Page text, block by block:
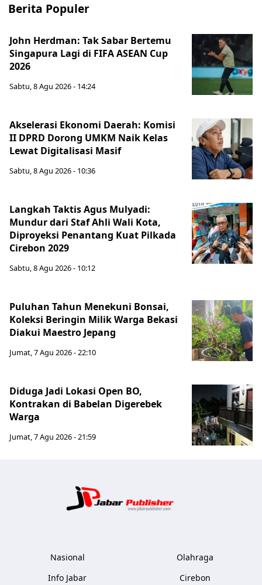
Berita Populer
John Herdman: Tak Sabar Bertemu
Singapura Lagi di FIFA ASEAN Cup
2026
Sabtu, 8 Agu 2026 - 14:24
Akselerasi Ekonomi Daerah: Komisi
II DPRD Dorong UMKM Naik Kelas
Lewat Digitalisasi Masif
Sabtu, 8 Agu 2026 - 10:36
Langkah Taktis Agus Mulyadi:
Mundur dari Staf Ahli Wali Kota,
Diproyeksi Penantang Kuat Pilkada
Cirebon 2029
Sabtu, 8 Agu 2026 - 10:12
Puluhan Tahun Menekuni Bonsai,
Koleksi Beringin Milik Warga Bekasi
Diakui Maestro Jepang
Jumat, 7 Agu 2026 - 22:10
Diduga Jadi Lokasi Open BO,
Kontrakan di Babelan Digerebek
Warga
Jumat, 7 Agu 2026 - 21:59
Nasional
Info Jabar
Olahraga
Cirebon